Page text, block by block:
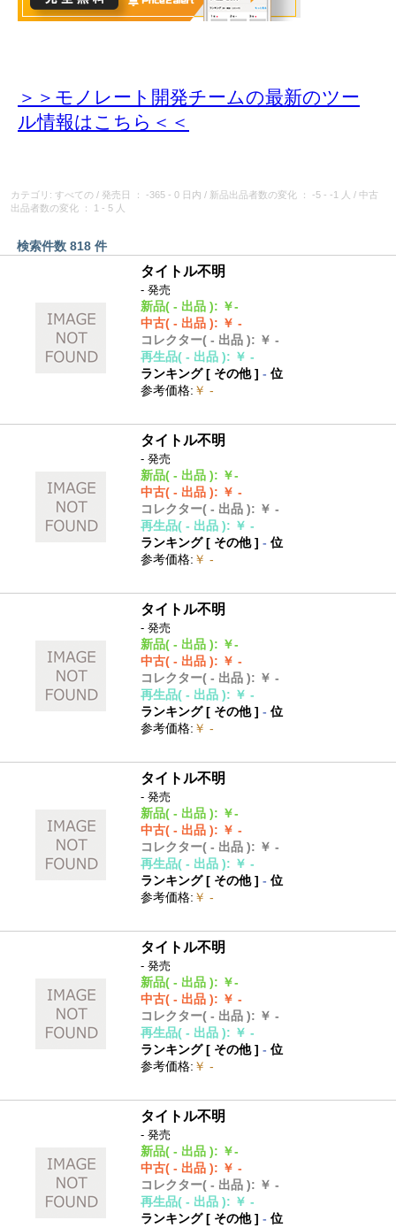
＞＞モノレート開発チームの最新のツー
ル情報はこちら＜＜
カテゴリ: すべての / 発売日 ： -365 - 0 日内 / 新品出品者数の変化 ： -5 - -1 人 / 中古
出品者数の変化
： 1 - 5 人
検索件数 818 件
タイトル不明
- 発売
新品( - 出品 ): ￥-
中古( - 出品 ): ￥ -
コレクター( - 出品 ): ￥ -
再生品( - 出品 ): ￥ -
ランキング [ その他]- 位
参考価格: ￥ -
タイトル不明
- 発売
新品( - 出品 ): ￥-
中古( - 出品 ): ￥ -
コレクター( - 出品 ): ￥ -
再生品( - 出品 ): ￥ -
ランキング [ その他]- 位
参考価格: ￥ -
タイトル不明
- 発売
新品( - 出品 ): ￥-
中古( - 出品 ): ￥ -
コレクター( - 出品 ): ￥ -
再生品( - 出品 ): ￥ -
ランキング [ その他]- 位
参考価格: ￥ -
タイトル不明
- 発売
新品( - 出品 ): ￥-
中古( - 出品 ): ￥ -
コレクター( - 出品 ): ￥ -
再生品( - 出品 ): ￥ -
ランキング [ その他]- 位
参考価格: ￥ -
タイトル不明
- 発売
新品( - 出品 ): ￥-
中古( - 出品 ): ￥ -
コレクター( - 出品 ): ￥ -
再生品( - 出品 ): ￥ -
ランキング [ その他]- 位
参考価格: ￥ -
タイトル不明
- 発売
新品( - 出品 ): ￥-
中古( - 出品 ): ￥ -
コレクター( - 出品 ): ￥ -
再生品( - 出品 ): ￥ -
ランキング [ その他]- 位